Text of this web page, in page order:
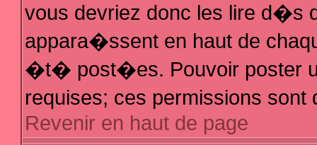
vous devriez donc les lire d�s
appara�ssent en haut de
�t� post�es. Pouvoir poster
requises; ces permissions
Revenir en haut de page